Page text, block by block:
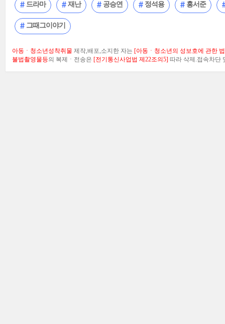
드라마 재난 공승연 정석용 홍서준
그때그이야기
아동ㆍ청소년성착취물 제작,배포,소지한 자는 [아동ㆍ청소년의 성보호에 관한
불법촬영물등의 복제ㆍ전송은 [전기통신사업법 제22조의5] 따라 삭제.접속차단